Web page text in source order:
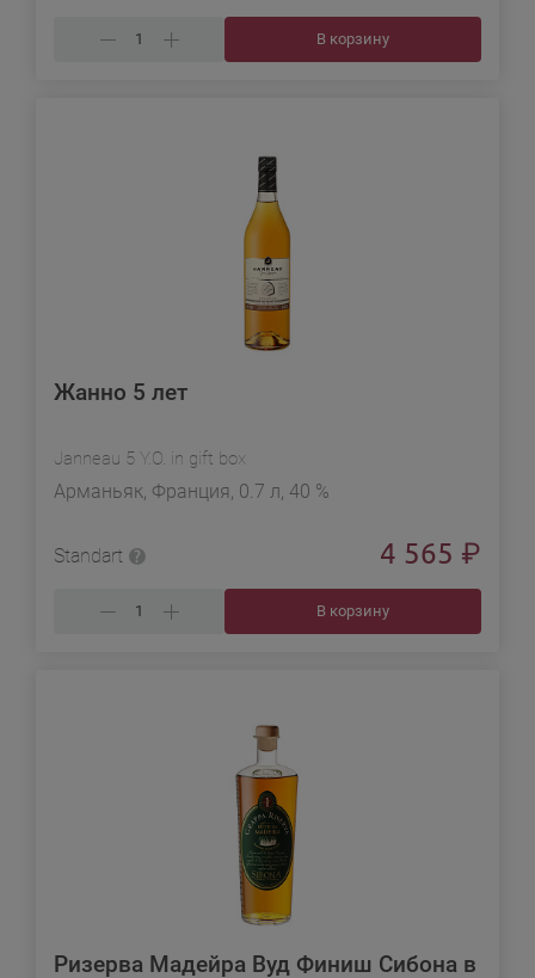
В корзину
Жанно 5 лет
Janneau 5 Y.O. in gift box
Арманьяк, Франция, 0.7 л, 40 %
Standart 4 565 ₽
В корзину
Ризерва Мадейра Вуд Финиш Сибона в